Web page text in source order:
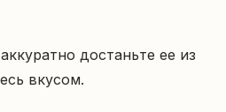
достаньте ее из
вкусом.